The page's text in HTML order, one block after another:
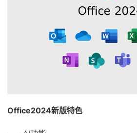
Office2024新版特色